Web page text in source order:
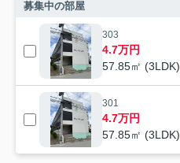
募集中の部屋
303
4.7万円
57.85㎡ (3LDK)
301
4.7万円
57.85㎡ (3LDK)